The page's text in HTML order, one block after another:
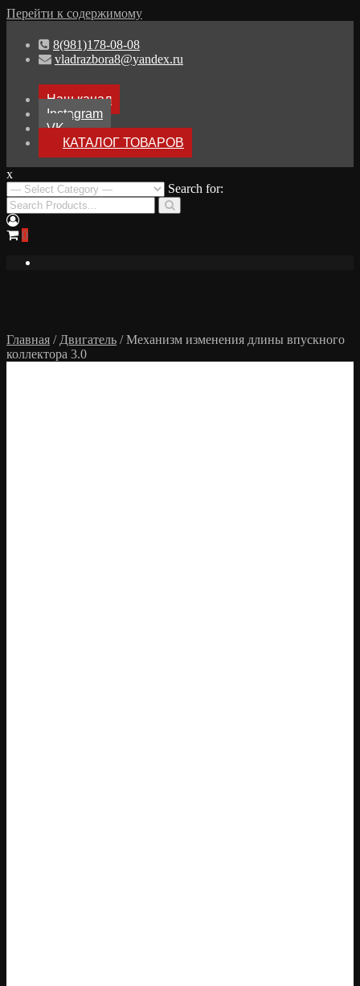
Перейти к содержимому
8(981)178-08-08
vladrazbora8@yandex.ru
Наш канал
Instagram
VK
КАТАЛОГ ТОВАРОВ
Разбор Ауди А8
Разборка Audi A8 D3
x
Search for:
0
Главная / Двигатель / Механизм изменения длины впускного
коллектора 3.0